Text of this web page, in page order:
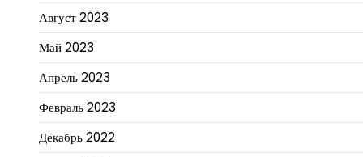
Август 2023
Май 2023
Апрель 2023
Февраль 2023
Декабрь 2022